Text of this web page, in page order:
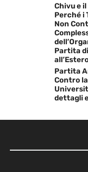
Chivu e
Perché i
Non
Partita
Partita
Contro
dettagli